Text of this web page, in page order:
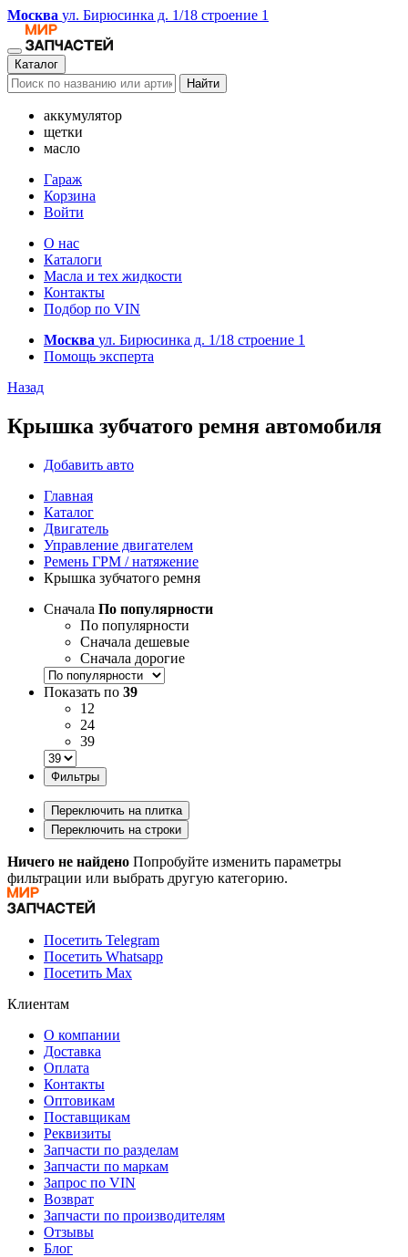
Москва ул. Бирюсинка д. 1/18 строение 1
Каталог
Найти
аккумулятор
щетки
масло
Гараж
Корзина
Войти
О нас
Каталоги
Масла и тех жидкости
Контакты
Подбор по VIN
Москва ул. Бирюсинка д. 1/18 строение 1
Помощь эксперта
Назад
Крышка зубчатого ремня автомобиля
Добавить авто
Главная
Каталог
Двигатель
Управление двигателем
Ремень ГРМ / натяжение
Крышка зубчатого ремня
Сначала По популярности
По популярности
Сначала дешевые
Сначала дорогие
Показать по 39
12
24
39
Фильтры
Переключить на плитка
Переключить на строки
Ничего не найдено Попробуйте изменить параметры
фильтрации или выбрать другую категорию.
Посетить Telegram
Посетить Whatsapp
Посетить Max
Клиентам
О компании
Доставка
Оплата
Контакты
Оптовикам
Поставщикам
Реквизиты
Запчасти по разделам
Запчасти по маркам
Запрос по VIN
Возврат
Запчасти по производителям
Отзывы
Блог